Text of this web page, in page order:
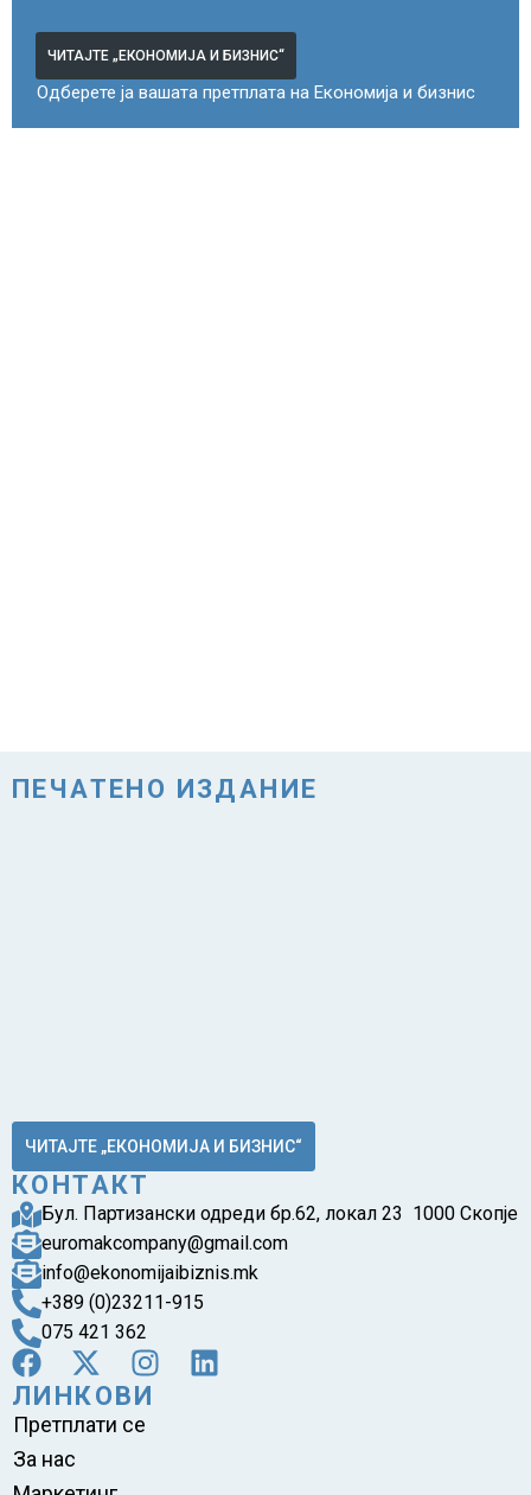
ЧИТАЈТЕ „ЕКОНОМИЈА И БИЗНИС“
Одберете ја вашата претплата на Економија и бизнис
ПЕЧАТЕНО ИЗДАНИЕ
ЧИТАЈТЕ „ЕКОНОМИЈА И БИЗНИС“
КОНТАКТ
Бул. Партизански одреди бр.62, локал 23 1000 Скопје
euromakcompany@gmail.com
info@ekonomijaibiznis.mk
+389 (0)23211-915
075 421 362
ЛИНКОВИ
Претплати се
За нас